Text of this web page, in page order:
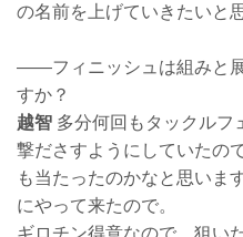
の名前を上げていきたいと
——フィニッシュは組みと
すか？
越智 多分何回もタックルフ
撃ださすようにしていたの
も当たったのかなと思いま
にやって来たので。